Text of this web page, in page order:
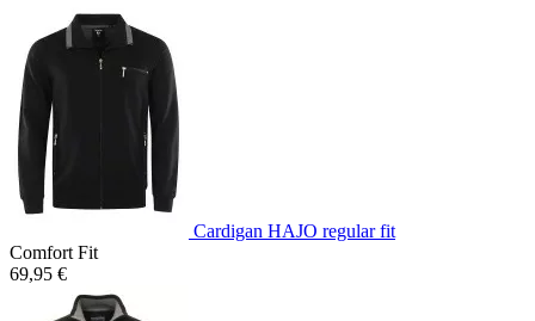
Cardigan HAJO regular fit
Comfort Fit
69,95 €